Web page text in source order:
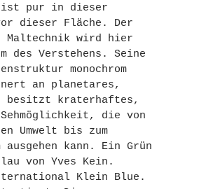
ist pur in dieser
dieser Fläche. Der
wird hier
des Verstehens. Seine
monochrom
an planetares,
besitzt kraterhaftes,
die von
Umwelt bis zum
ausgehen kann. Ein Grün
von Yves Kein.
Klein Blue.